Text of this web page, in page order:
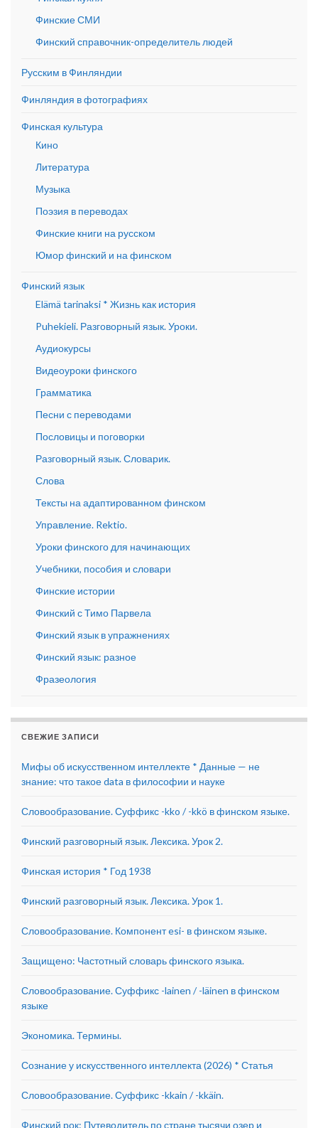
Финские СМИ
Финский справочник-определитель людей
Русским в Финляндии
Финляндия в фотографиях
Финская культура
Кино
Литература
Музыка
Поэзия в переводах
Финские книги на русском
Юмор финский и на финском
Финский язык
Elämä tarinaksi * Жизнь как история
Puhekieli. Разговорный язык. Уроки.
Аудиокурсы
Видеоуроки финского
Грамматика
Песни с переводами
Пословицы и поговорки
Разговорный язык. Словарик.
Слова
Тексты на адаптированном финском
Управление. Rektio.
Уроки финского для начинающих
Учебники, пособия и словари
Финские истории
Финский с Тимо Парвела
Финский язык в упражнениях
Финский язык: разное
Фразеология
СВЕЖИЕ ЗАПИСИ
Мифы об искусственном интеллекте * Данные — не
знание: что такое data в философии и науке
Словообразование. Суффикс -kko / -kkö в финском языке.
Финский разговорный язык. Лексика. Урок 2.
Финская история * Год 1938
Финский разговорный язык. Лексика. Урок 1.
Словообразование. Компонент esi- в финском языке.
Защищено: Частотный словарь финского языка.
Словообразование. Суффикс -lainen / -läinen в финском
языке
Экономика. Термины.
Сознание у искусственного интеллекта (2026) * Статья
Словообразование. Суффикс -kkain / -kkäin.
Финский рок: Путеводитель по стране тысячи озер и